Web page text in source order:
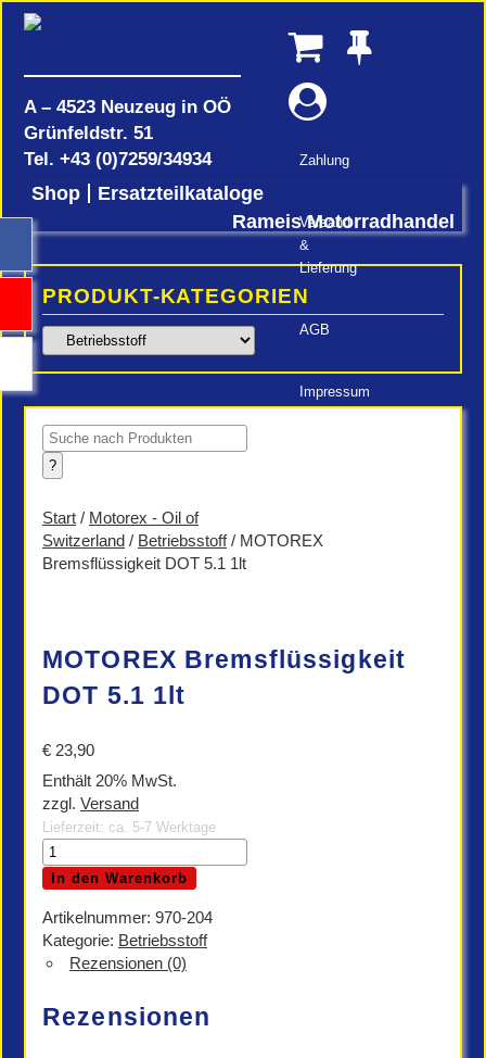
A – 4523 Neuzeug in OÖ
Grünfeldstr. 51
Tel. +43 (0)7259/34934 Zahlung
Versand
&
Lieferung
AGB
Impressum
Shop
Ersatzteilkataloge
Rameis Motorradhandel
PRODUKT-KATEGORIEN
Products
search
?
Start / Motorex - Oil of
Switzerland / Betriebsstoff/ MOTOREX
Bremsflüssigkeit DOT 5.1 1lt
MOTOREX Bremsflüssigkeit
DOT 5.1 1lt
€ 23,90
Enthält 20% MwSt.
zzgl. Versand
Lieferzeit: ca. 5-7 Werktage
MOTOREX
Bremsflüssigkeit
DOT
5.1
1lt
Menge
In den Warenkorb
Artikelnummer: 970-204
Kategorie: Betriebsstoff
Rezensionen (0)
Rezensionen